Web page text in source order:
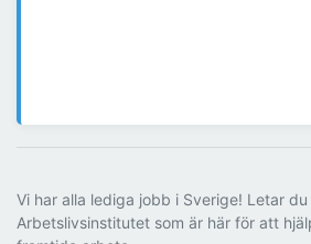
Vi har alla lediga jobb i Sverige! Letar
Arbetslivsinstitutet som är här för att